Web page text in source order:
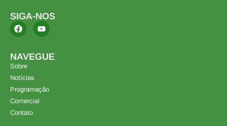
SIGA-NOS
NAVEGUE
Sobre
Notícias
Programação
Comercial
Contato